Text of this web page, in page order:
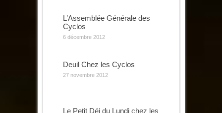
L’Assemblée Générale des
Cyclos
6 décembre 2012
Deuil Chez les Cyclos
27 novembre 2012
Le Petit Déj du Lundi chez les